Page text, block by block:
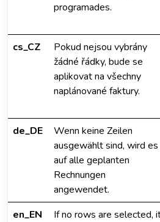
programades.
cs_CZ
Pokud nejsou vybrány
žádné řádky, bude se
aplikovat na všechny
naplánované faktury.
de_DE
Wenn keine Zeilen
ausgewählt sind, wird es
auf alle geplanten
Rechnungen
angewendet.
en_EN
If no rows are selected,